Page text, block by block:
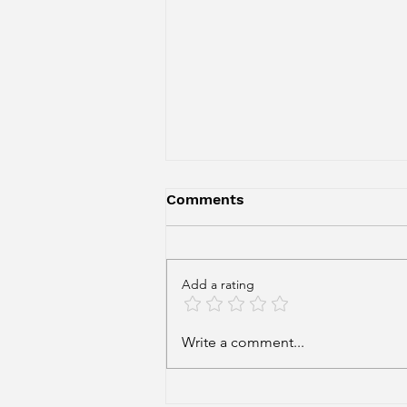
Comments
Add a rating
Write a comment...